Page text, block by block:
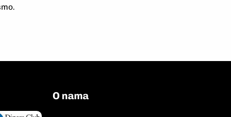
O nama